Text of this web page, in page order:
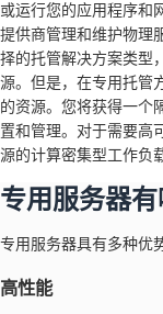
或运行您的应用程序和
提供商管理和维护物理
择的托管解决方案类型
源。但是，在专用托管
的资源。您将获得一个
置和管理。对于需要高
源的计算密集型工作负
专用服务器有
专用服务器具有多种优
高性能